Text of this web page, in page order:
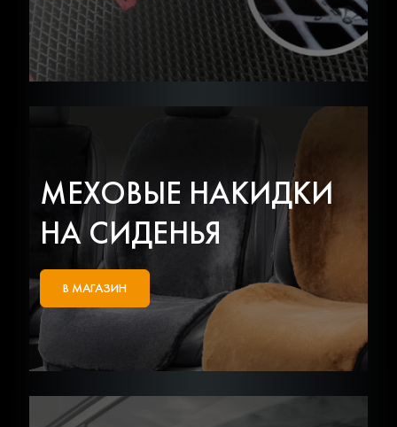
МЕХОВЫЕ НАКИДКИ
НА СИДЕНЬЯ
В МАГАЗИН